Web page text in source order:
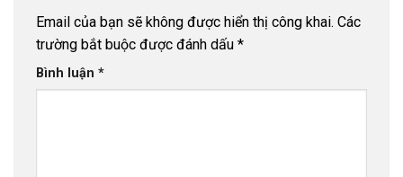
Email của bạn sẽ không được hiển thị công khai. Các
trường bắt buộc được đánh dấu *
Bình luận *